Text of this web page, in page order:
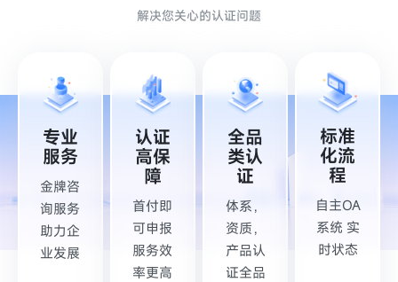
解决您关心的认证问题
专业
服务
金牌咨
询服务
助力企
业发展
认证
高保
障
首付即
可申报
服务效
率更高
全品
类认
证
体系，
资质，
产品认
证全品
标准
化流
程
自主OA
系统 实
时状态